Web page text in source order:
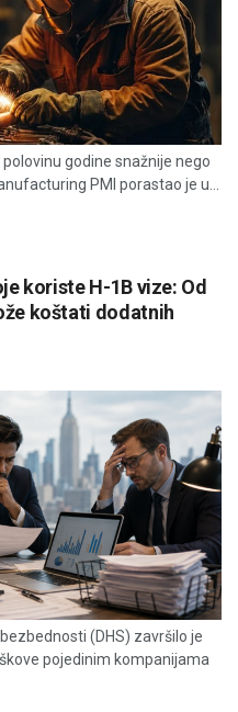
godine snažnije nego
PMI porastao je u...
koriste H-1B vize: Od
koštati dodatnih
(DHS) završilo je
pojedinim kompanijama